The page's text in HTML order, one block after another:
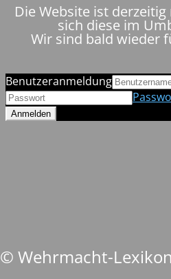
Die Website ist
sich diese im
Wir sind bald wieder
© Wehrmacht-
Benutzeranmeldung